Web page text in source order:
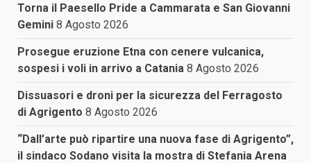
Torna il Paesello Pride a Cammarata e San Giovanni
Gemini 8 Agosto 2026
Prosegue eruzione Etna con cenere vulcanica,
sospesi i voli in arrivo a Catania 8 Agosto 2026
Dissuasori e droni per la sicurezza del Ferragosto
di Agrigento 8 Agosto 2026
“Dall’arte può ripartire una nuova fase di Agrigento”,
il sindaco Sodano visita la mostra di Stefania Arena